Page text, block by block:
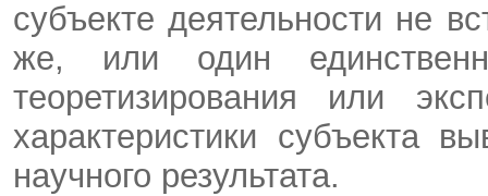
субъекте деятельности не
же, или один
теоретизирования или
характеристики субъекта
научного результата.